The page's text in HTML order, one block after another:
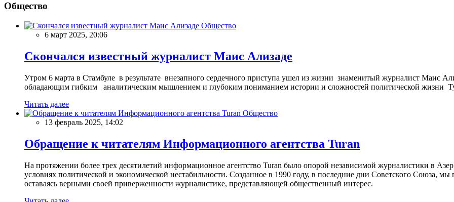
Общество
Общество
6 март 2025, 20:06
Скончался известный журналист Маис Ализаде
Утром 6 марта в Стамбуле в результате внезапного сердечного приступа ушел из жизни знаменитый журналист Маис
обладающим гибким аналитическим мышлением и глубоким пониманием истории и сложностей политической жизни
Читать далее
Общество
13 февраль 2025, 14:02
Обращение к читателям Информационного агентства Turan
На протяжении более трех десятилетий информационное агентство Turan было опорой независимой журналистики в
условиях политической и экономической нестабильности. Созданное в 1990 году, в последние дни Советского Союза,
оставаясь верными своей приверженности журналистике, представляющей общественный интерес.